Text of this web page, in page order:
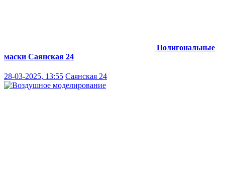
Полигональные
маски Саянская 24
28-03-2025, 13:55 Саянская 24